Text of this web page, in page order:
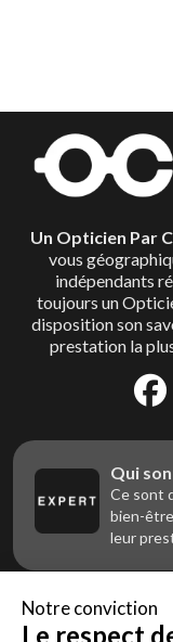
Un Opticien Par
vous
indépendants
toujours un
disposition son
prestation la
Qui
Ce sont
bien-
leur
Vous
Notre conviction
Le respect